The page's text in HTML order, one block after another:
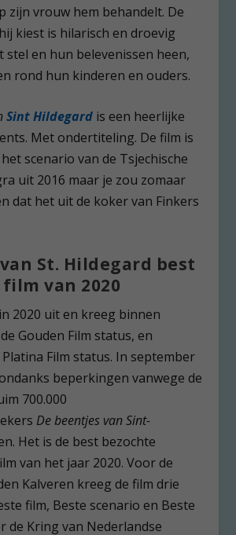
zijn vrouw hem behandelt. De
kiest is hilarisch en droevig
stel en hun belevenissen heen,
rond hun kinderen en ouders.
Sint Hildegard is een heerlijke
Met ondertiteling. De film is
scenario van de Tsjechische
uit 2016 maar je zou zomaar
dat het uit de koker van Finkers
St. Hildegard best
van 2020
2020 uit en kreeg binnen
Gouden Film status, en
Film status. In september
beperkingen vanwege de
700.000
De beentjes van Sint-
Het is de best bezochte
van het jaar 2020. Voor de
Kalveren kreeg de film drie
film, Beste scenario en Beste
de Kring van Nederlandse